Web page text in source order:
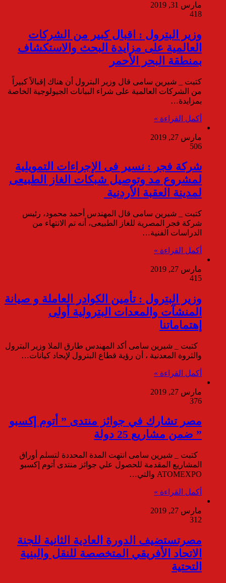
مارس 31, 2019
418
وزير البترول : اقبال كبير من الشركات
العالمية على مزايدة البحث والاستكشاف
بمنطقة البحر الأحمر
كتبت _ شيرين سامى قال وزير البترول أن هناك إقبالاً كبيراً
من الشركات العالمية على شراء البيانات الجيولوجية الخاصة
بمزايدة…
أكمل القراءة »
مارس 27, 2019
506
شركة فجر : نسير فى الإجراءات التمويلية
لمشروع مد وتوصيل شبكات الغاز الطبيعى
لمدينة العقبة الأردنية
كتبت _ شيرين سامى قال المهندس أحمد محمود، رئيس
شركة فجر المصرية للغاز الطبيعى، أنه تم الانتهاء من
الدراسات الفنية…
أكمل القراءة »
مارس 27, 2019
415
وزير البترول : تأمين الكوادر العاملة و صيانة
المنشآت والمعدات البترولية أولى
إهتماماتنا
كتبت _ شيرين سامى أكد المهندس طارق الملا وزير البترول
والثروة المعدنية ، أن رؤية قطاع البترول لإيجاد كيانات…
أكمل القراءة »
مارس 27, 2019
376
مصر تشارك في جوائز منتدى ” أتوم إكسبو
” ضمن مشاريع 25 دولة
كتبت _ شيرين سامى انتهت المدة المحددة لتسلم أوراق
المشاريع المقدمة للحصول علي جوائز منتدى أتوم إكسبو
ATOMEXPO والتي…
أكمل القراءة »
مارس 27, 2019
312
مصرتستضيف الدورة العادية الثانية للجنة
الاتحاد الأفريقي المتخصصة للنقل والبنية
التحتية